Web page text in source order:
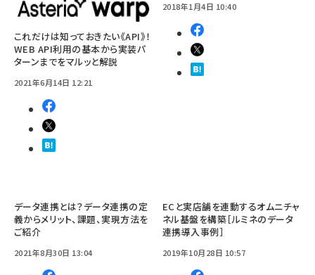
これだけは知っておきたい《API》！
WEB API利用の基本から実装パ
ターンまでをマルッと解説
2021年6月14日 12:21
2018年1月4日 10:40
データ連携とは？データ連携の定
義からメリット、課題、実現方法を
ご紹介
2021年8月30日 13:04
ECと実店舗を連動するオムニチャ
ネル基盤を構築［ルミネのデータ
連携導入事例］
2019年10月28日 10:57